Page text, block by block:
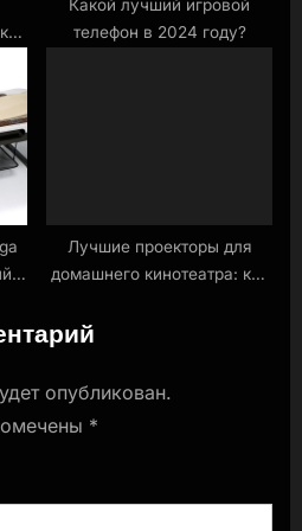
Какой лучший игровой
телефон в 2024 году?
Лучшие проекторы для
домашнего кинотеатра: как
опубликован.
*